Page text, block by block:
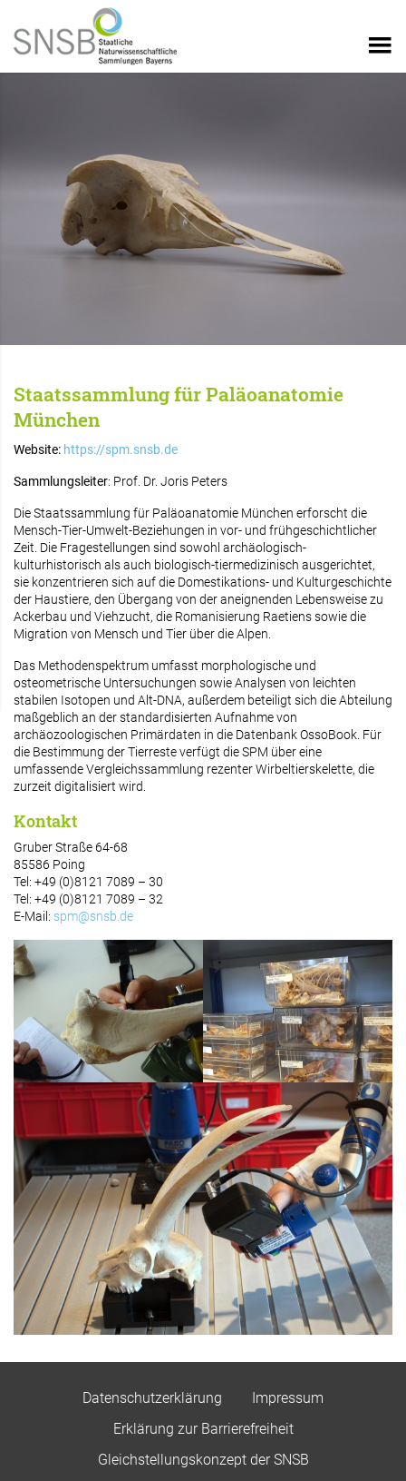
Staatssammlung für Paläoanatomie
München
Website: https://spm.snsb.de
Sammlungsleiter: Prof. Dr. Joris Peters
Die Staatssammlung für Paläoanatomie München erforscht die
Mensch-Tier-Umwelt-Beziehungen in vor- und frühgeschichtlicher
Zeit. Die Fragestellungen sind sowohl archäologisch-
kulturhistorisch als auch biologisch-tiermedizinisch ausgerichtet,
sie konzentrieren sich auf die Domestikations- und Kulturgeschichte
der Haustiere, den Übergang von der aneignenden Lebensweise zu
Ackerbau und Viehzucht, die Romanisierung Raetiens sowie die
Migration von Mensch und Tier über die Alpen.
Das Methodenspektrum umfasst morphologische und
osteometrische Untersuchungen sowie Analysen von leichten
stabilen Isotopen und Alt-DNA, außerdem beteiligt sich die Abteilung
maßgeblich an der standardisierten Aufnahme von
archäozoologischen Primärdaten in die Datenbank OssoBook. Für
die Bestimmung der Tierreste verfügt die SPM über eine
umfassende Vergleichssammlung rezenter Wirbeltierskelette, die
zurzeit digitalisiert wird.
Kontakt
Gruber Straße 64-68
85586 Poing
Tel: +49 (0)8121 7089 – 30
Tel: +49 (0)8121 7089 – 32
E-Mail: spm@snsb.de
Datenschutzerklärung
Impressum
Erklärung zur Barrierefreiheit
Gleichstellungskonzept der SNSB